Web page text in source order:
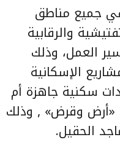
جميع مناطق
والرقابية
العمل، وذلك
الإسكانية
سكنية جاهزة أم
«أرض وقرض» , وذلك
الحقيل.